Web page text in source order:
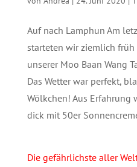
Auf nach Lamphun Am
starteten wir ziemlich
unserer Moo Baan Wang
Das Wetter war perfekt,
Wölkchen! Aus Erfahrung
dick mit 50er
Die gefährlichste aller